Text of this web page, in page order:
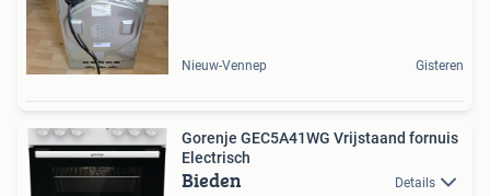
Nieuw-Vennep Gisteren
Gorenje GEC5A41WG Vrijstaand fornuis
Electrisch
Bieden Details